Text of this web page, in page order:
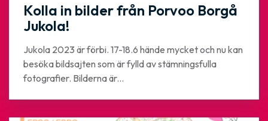
Kolla in bilder från Porvoo Borgå
Jukola!
Jukola 2023 är förbi. 17-18.6 hände mycket och nu kan
besöka bildsajten som är fylld av stämningsfulla
fotografier. Bilderna är...